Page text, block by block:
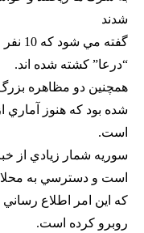
شدند
گفته
“درعا” كشته شده اند.
همچنين دو مظاهره
شده بود كه هنوز آماري
است.
سوريه شمار زيادي از
است و دسترسي به
كه اين امر اطلاع
روبرو كرده است.